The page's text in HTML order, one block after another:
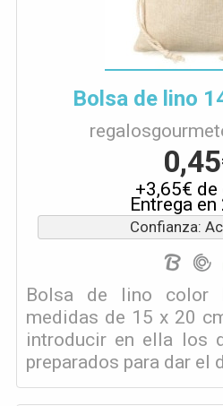
Bolsa de lino
+3,65€ de
Entrega
Confianza:
Bolsa de lino color
medidas de 15 x 20
introducir en ella los
preparados para dar el